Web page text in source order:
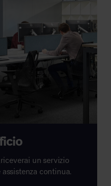
un servizio
continua.